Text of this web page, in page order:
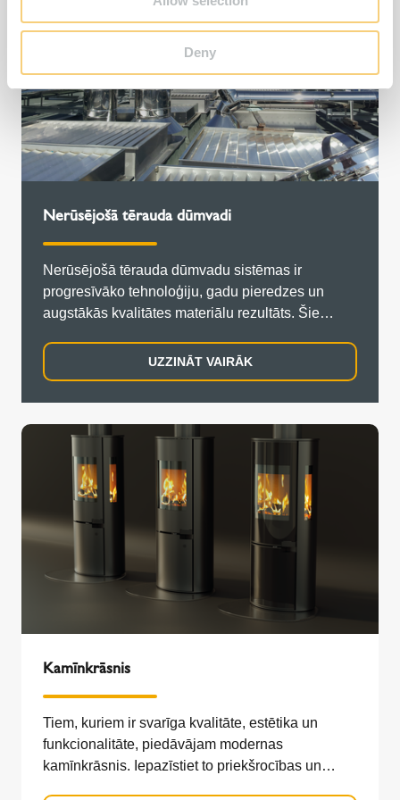
Deny
Nerūsējošā tērauda dūmvadi
Nerūsējošā tērauda dūmvadu sistēmas ir
progresīvāko tehnoloģiju, gadu pieredzes un
augstākās kvalitātes materiālu rezultāts. Šie
bet arī uzticami darbojas gan zemā, gan augstā
temperatūrā, kā arī pie dažāda spiediena.
UZZINĀT VAIRĀK
Kamīnkrāsnis
Tiem, kuriem ir svarīga kvalitāte, estētika un
funkcionalitāte, piedāvājam modernas
kamīnkrāsnis. Iepazīstiet to priekšrocības un